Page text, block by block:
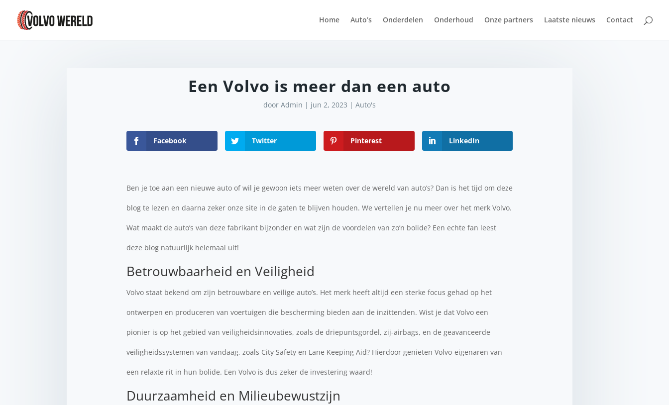
Home Auto’s Onderdelen Onderhoud Onze partners Laatste nieuws Contact
Een Volvo is meer dan een auto
doorAdmin | jun 2, 2023 |Auto's
Facebook Twitter Pinterest LinkedIn
Ben je toe aan een nieuwe auto of wil je gewoon iets meer weten over de wereld van auto’s? Dan is het tijd om deze
blog te lezen en daarna zeker onze site in de gaten te blijven houden. We vertellen je nu meer over het merk Volvo.
Wat maakt de auto’s van deze fabrikant bijzonder en wat zijn de voordelen van zo’n bolide? Een echte fan leest
deze blog natuurlijk helemaal uit!
Betrouwbaarheid en Veiligheid
Volvo staat bekend om zijn betrouwbare en veilige auto’s. Het merk heeft altijd een sterke focus gehad op het
ontwerpen en produceren van voertuigen die bescherming bieden aan de inzittenden. Wist je dat Volvo een
pionier is op het gebied van veiligheidsinnovaties, zoals de driepuntsgordel, zij-airbags, en de geavanceerde
veiligheidssystemen van vandaag, zoals City Safety en Lane Keeping Aid? Hierdoor genieten Volvo-eigenaren van
een relaxte rit in hun bolide. Een Volvo is dus zeker de investering waard!
Duurzaamheid en Milieubewustzijn